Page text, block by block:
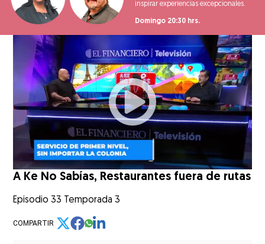
inspirar experiencias excepcionales.
Domingo 20:30 hrs.
A Ke No Sabías, Restaurantes fuera de rutas
Episodio 33 Temporada 3
COMPARTIR